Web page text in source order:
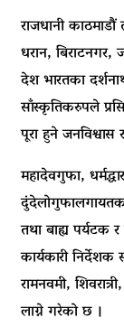
राजधानी
धरान,
देश भारतका
साँस्कृतिकरुपले
पूरा हुने
महादेवगुफा,
तथा बाह्य पर्यटक
कार्यकारी
रामनवमी,
लाग्ने गरेको छ ।